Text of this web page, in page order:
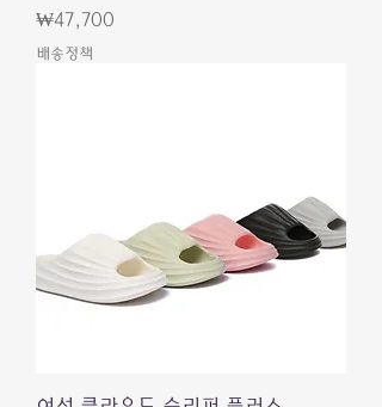
價格
₩47,700
배송정책